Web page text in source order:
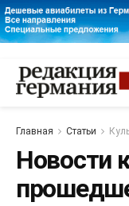
Главная Статьи
Новости